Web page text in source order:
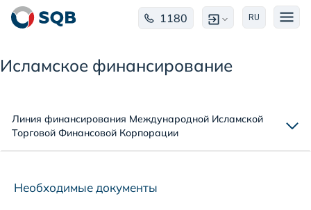
1180 RU
Исламское финансирование
Линия финансирования Международной Исламской
Торговой Финансовой Корпорации
Необходимые документы